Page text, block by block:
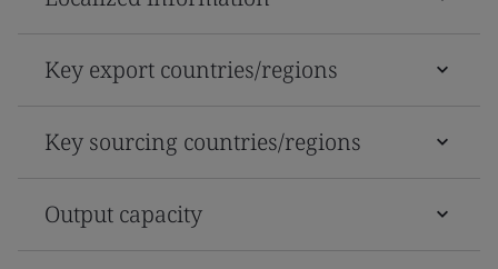
Key export countries/regions
Key sourcing countries/regions
Output capacity